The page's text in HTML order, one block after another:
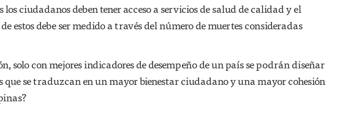
los ciudadanos deben tener acceso a servicios de salud de calidad y el
estos debe ser medido a través del número de muertes consideradas
solo con mejores indicadores de desempeño de un país se podrán diseñar
se traduzcan en un mayor bienestar ciudadano y una mayor cohesión